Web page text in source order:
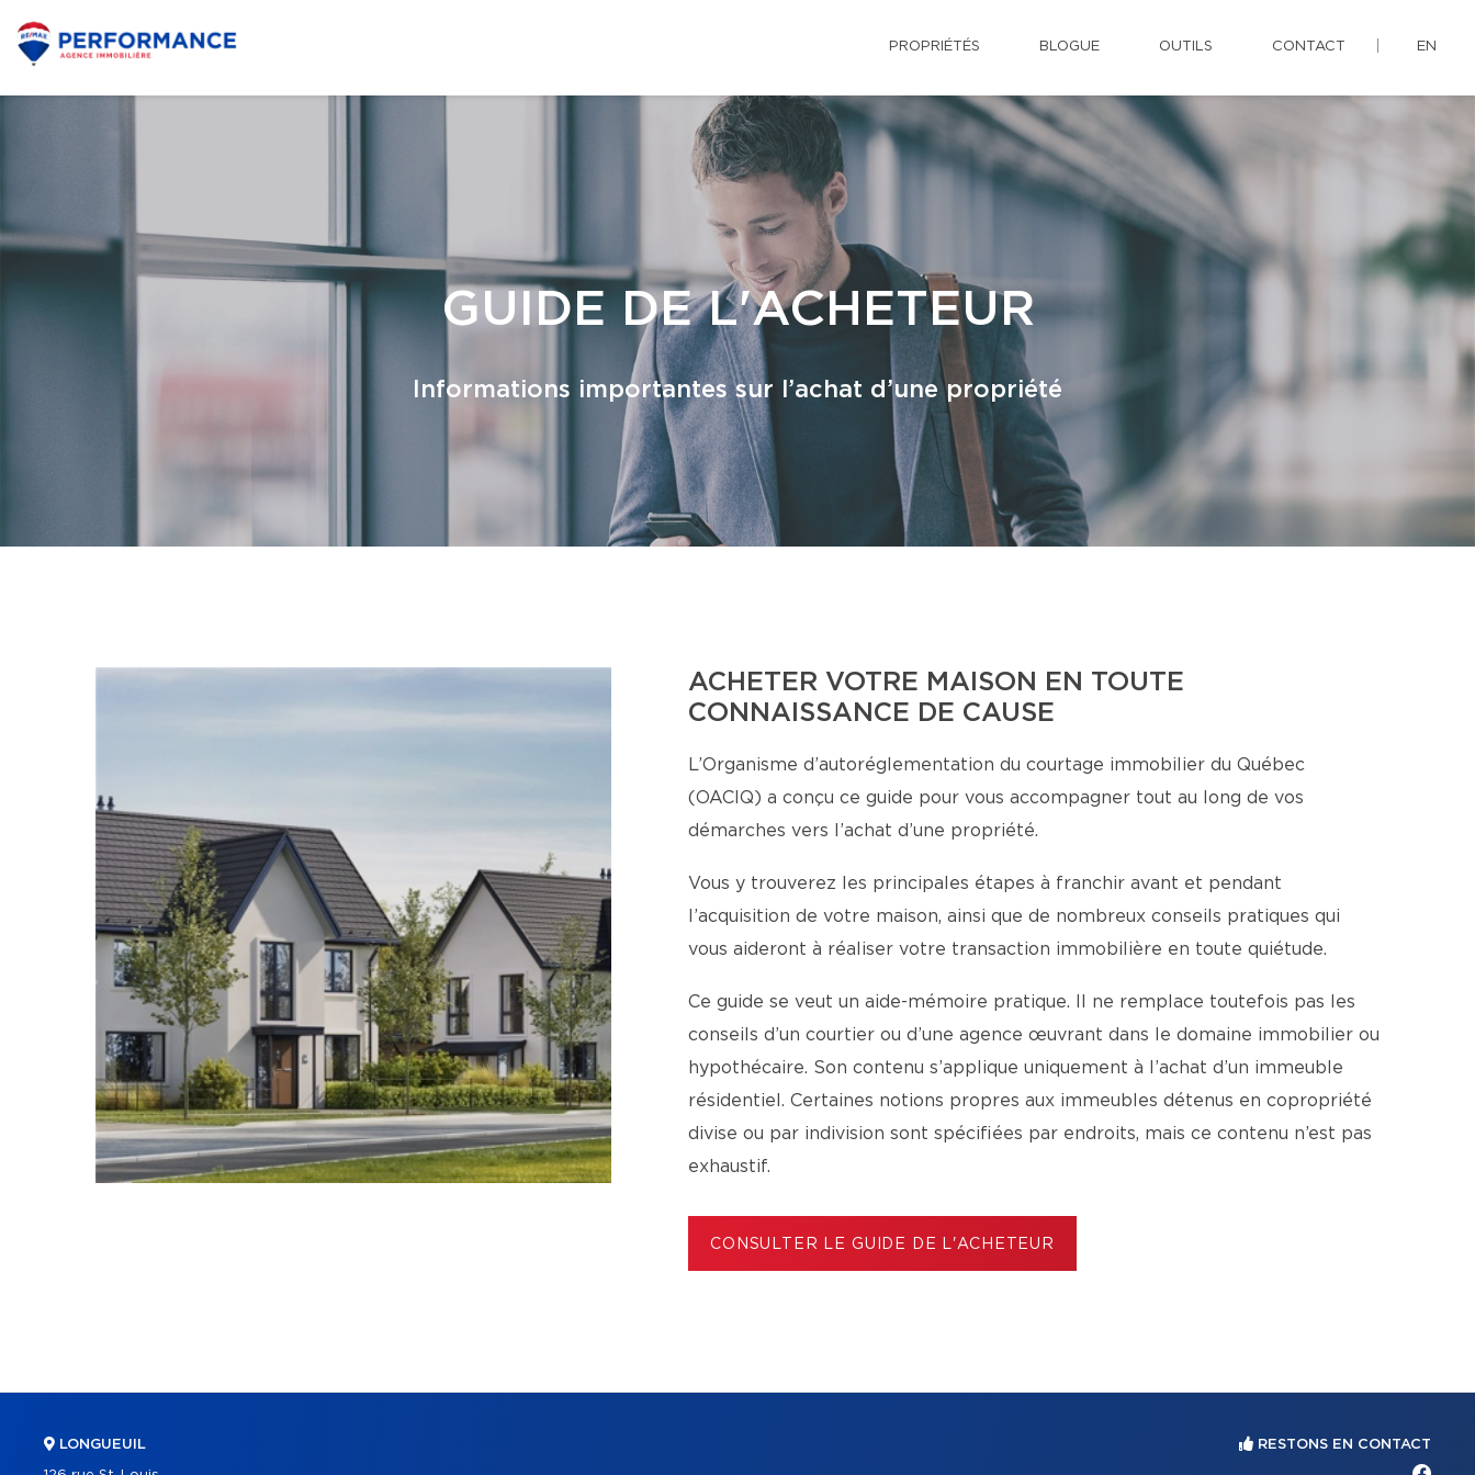
PROPRIÉTÉS BLOGUE OUTILS CONTACT EN
GUIDE DE L'ACHETEUR
Informations importantes sur l’achat d’une propriété
ACHETER VOTRE MAISON EN TOUTE
CONNAISSANCE DE CAUSE
L’Organisme d’autoréglementation du courtage immobilier du Québec
(OACIQ) a conçu ce guide pour vous accompagner tout au long de vos
démarches vers l’achat d’une propriété.
Vous y trouverez les principales étapes à franchir avant et pendant
l’acquisition de votre maison, ainsi que de nombreux conseils pratiques qui
vous aideront à réaliser votre transaction immobilière en toute quiétude.
Ce guide se veut un aide-mémoire pratique. Il ne remplace toutefois pas les
conseils d’un courtier ou d’une agence œuvrant dans le domaine immobilier ou
hypothécaire. Son contenu s’applique uniquement à l’achat d’un immeuble
résidentiel. Certaines notions propres aux immeubles détenus en copropriété
divise ou par indivision sont spécifiées par endroits, mais ce contenu n’est pas
exhaustif.
CONSULTER LE GUIDE DE L'ACHETEUR
LONGUEUIL RESTONS EN CONTACT